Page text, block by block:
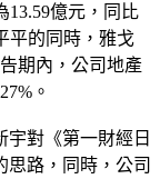
13.59億元，同比
平的同時，雅戈
期內，公司地產
。
對《第一財經日
思路，同時，公司